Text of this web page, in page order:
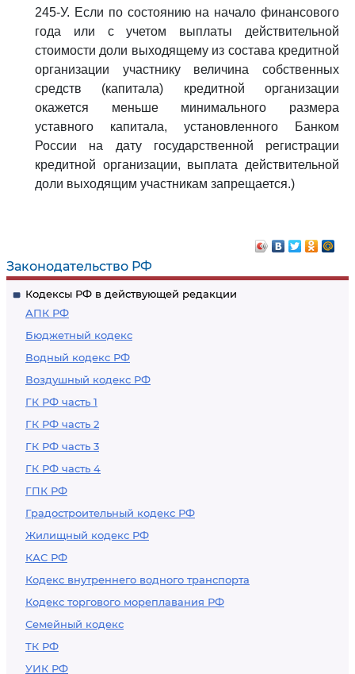
Законодательство РФ
Кодексы РФ в действующей редакции
АПК РФ
Бюджетный кодекс
Водный кодекс РФ
Воздушный кодекс РФ
ГК РФ часть 1
ГК РФ часть 2
ГК РФ часть 3
ГК РФ часть 4
ГПК РФ
Градостроительный кодекс РФ
Жилищный кодекс РФ
КАС РФ
Кодекс внутреннего водного транспорта
Кодекс торгового мореплавания РФ
Семейный кодекс
ТК РФ
УИК РФ
245-У. Если по состоянию на начало финансового
года или с учетом выплаты действительной
стоимости доли выходящему из состава кредитной
организации участнику величина собственных
средств (капитала) кредитной организации
окажется меньше минимального размера
уставного капитала, установленного Банком
России на дату государственной регистрации
кредитной организации, выплата действительной
доли выходящим участникам запрещается.)